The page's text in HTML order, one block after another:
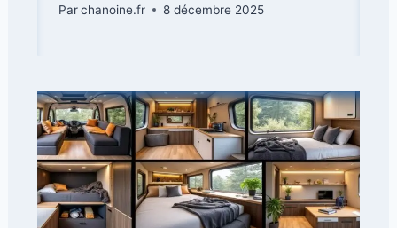
Parchanoine.fr 8 décembre 2025